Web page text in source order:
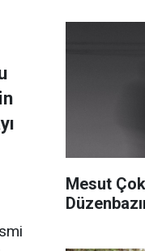
Mesut